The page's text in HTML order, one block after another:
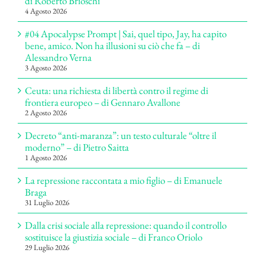
4 Agosto 2026
#04 Apocalypse Prompt | Sai, quel tipo, Jay, ha capito
bene, amico. Non ha illusioni su ciò che fa – di
Alessandro Verna
3 Agosto 2026
Ceuta: una richiesta di libertà contro il regime di
frontiera europeo – di Gennaro Avallone
2 Agosto 2026
Decreto “anti-maranza”: un testo culturale “oltre il
moderno” – di Pietro Saitta
1 Agosto 2026
La repressione raccontata a mio figlio – di Emanuele
Braga
31 Luglio 2026
Dalla crisi sociale alla repressione: quando il controllo
sostituisce la giustizia sociale – di Franco Oriolo
29 Luglio 2026